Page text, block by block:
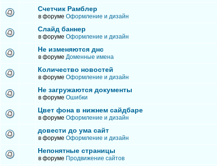
Счетчик Рамблер
в форуме Оформление и дизайн
Слайд баннер
в форуме Оформление и дизайн
Не изменяются днс
в форуме Доменные имена
Количество новостей
в форуме Оформление и дизайн
Не загружаются документы
в форуме Ошибки
Цвет фона в нижнем сайдбаре
в форуме Оформление и дизайн
довести до ума сайт
в форуме Оформление и дизайн
Непонятные страницы
в форуме Продвижение сайтов